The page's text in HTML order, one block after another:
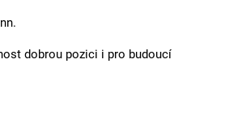
dobrou pozici i pro budoucí